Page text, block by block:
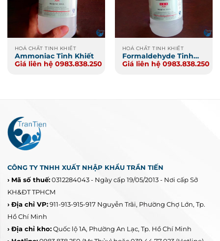
HOÁ CHẤT TINH KHIẾT
Ammoniac Tinh Khiết
Giá liên hệ 0983.838.250
HOÁ CHẤT TINH KHIẾT
Formaldehyde Tinh
Khiết
Giá liên hệ 0983.838.250
CÔNG TY TNHH XUẤT NHẬP KHẨU TRẦN TIẾN
› Mã số thuế:0312284043 - Ngày cấp 19/05/2013 - Nơi cấp Sở
KH&ĐT TPHCM
› Địa chỉ VP:911-913-915-917 Nguyễn Trãi, Phường Chợ Lớn, Tp.
Hồ Chí Minh
› Địa chỉ kho:Quốc lộ 1A, Phường An Lạc, Tp. Hồ Chí Minh